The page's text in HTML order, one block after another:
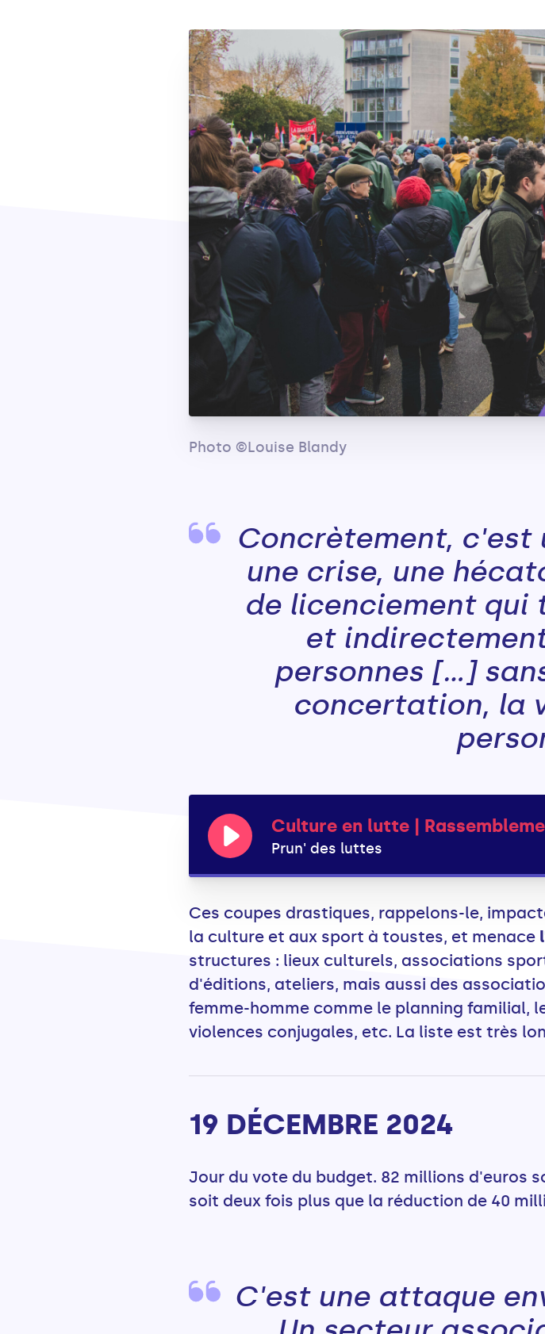
Photo ©Louise Blandy
Concrètement, c'est
une crise, une
de licenciement qui
et
personnes [...]
concertation, la
Culture en lutte |
Prun' des luttes
Ces coupes drastiques, rappelons-le,
la culture et aux sport à toustes, et menace
structures : lieux culturels, associations
d'éditions, ateliers, mais aussi des
femme-homme comme le planning familial,
violences conjugales, etc. La liste est très
19 DÉCEMBRE 2024
Jour du vote du budget. 82 millions d'euros
soit deux fois plus que la réduction de 40
C'est une attaque